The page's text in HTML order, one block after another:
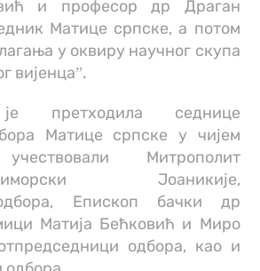
и професор др Драган
Матице српске, а потом
у оквиру научног скупа
вијенцаˮ.
претходила седнице
Матице српске у чијем
Митрополит
приморски Јоаникије,
Епископ бачки др
Матија Бећковић и Миро
одбора, као и